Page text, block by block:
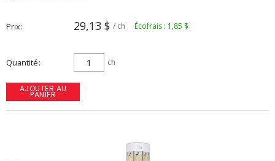
Prix 29,13 $ / ch Écofrais : 1,85 $
Quantité ch
AJOUTER AU
PANIER